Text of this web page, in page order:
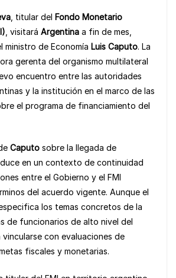
p
y
Li
n
k
ar
e
, titular del Fondo Monetario
, visitará Argentina a fin de mes,
ministro de Economía Luis Caputo. La
gerenta del organismo multilateral
encuentro entre las autoridades
y la institución en el marco de las
el programa de financiamiento del
Caputo sobre la llegada de
en un contexto de continuidad
entre el Gobierno y el FMI
del acuerdo vigente. Aunque el
los temas concretos de la
de funcionarios de alto nivel del
vincularse con evaluaciones de
fiscales y monetarias.